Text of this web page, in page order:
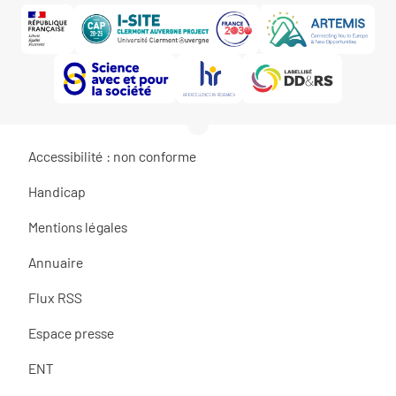
Accessibilité : non conforme
Handicap
Mentions légales
Annuaire
Flux RSS
Espace presse
ENT